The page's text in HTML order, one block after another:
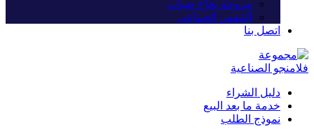
مروحة بخاخ ضباب
التنفس الصناعي
اتصل بنا
دليل الشراء
خدمة ما بعد البيع
نموذج الطلب